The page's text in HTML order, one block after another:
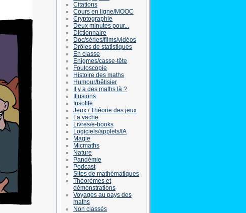
Citations
Cours en ligne/MOOC
Cryptographie
Deux minutes pour...
Dictionnaire
Doc/séries/films/vidéos
Drôles de statistiques
En classe
Enigmes/casse-tête
Fouloscopie
Histoire des maths
Humour/bêtisier
Il y a des maths là ?
Illusions
Insolite
Jeux / Théorie des jeux
La vache
Livres/e-books
Logiciels/applets/IA
Magie
Micmaths
Nature
Pandémie
Podcast
Sites de mathématiques
Théorèmes et
démonstrations
Voyages au pays des
maths
Non classés